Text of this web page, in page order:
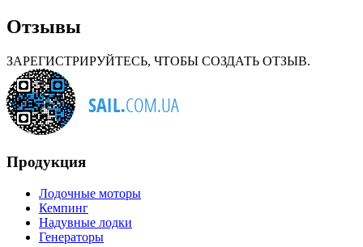
Отзывы
ЗАРЕГИСТРИРУЙТЕСЬ, ЧТОБЫ СОЗДАТЬ ОТЗЫВ.
Продукция
Лодочные моторы
Кемпинг
Надувные лодки
Генераторы